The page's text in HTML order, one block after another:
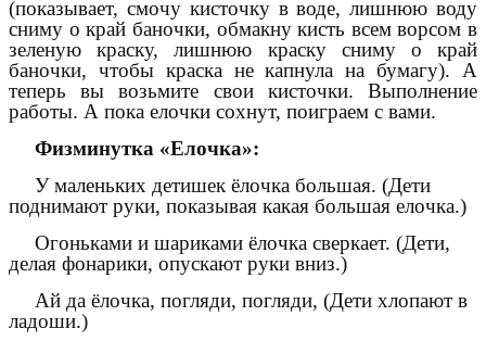
(показывает, смочу кисточку в воде, лишнюю воду
сниму о край баночки, обмакну кисть всем ворсом в
зеленую краску, лишнюю краску сниму о край
баночки, чтобы краска не капнула на бумагу). А
теперь вы возьмите свои кисточки. Выполнение
работы. А пока елочки сохнут, поиграем с вами.
Физминутка «Елочка»:
У маленьких детишек ёлочка большая. (Дети
поднимают руки, показывая какая большая елочка.)
Огоньками и шариками ёлочка сверкает. (Дети,
делая фонарики, опускают руки вниз.)
Ай да ёлочка, погляди, погляди, (Дети хлопают в
ладоши.)